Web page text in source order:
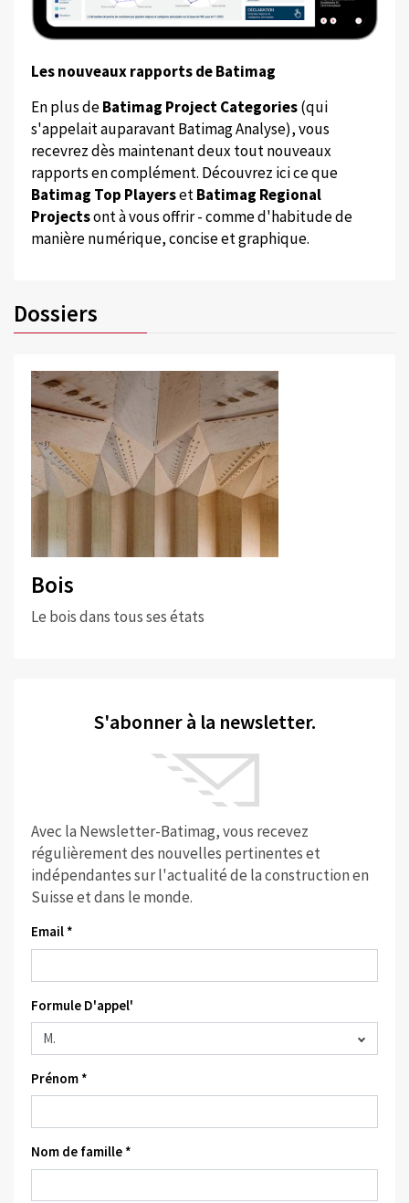
Les nouveaux rapports de Batimag
En plus deBatimag Project Categories(qui
s'appelait auparavant Batimag Analyse), vous
recevrez dès maintenant deux tout nouveaux
rapports en complément. Découvrez ici ce que
Batimag Top PlayersetBatimag Regional
Projectsont à vous offrir - comme d'habitude de
manière numérique, concise et graphique.
Dossiers
Bois
Le bois dans tous ses états
S'abonner à la newsletter.
Avec la Newsletter-Batimag, vous recevez
régulièrement des nouvelles pertinentes et
indépendantes sur l'actualité de la construction en
Suisse et dans le monde.
Email *
Formule D'appel'
Prénom *
Nom de famille *